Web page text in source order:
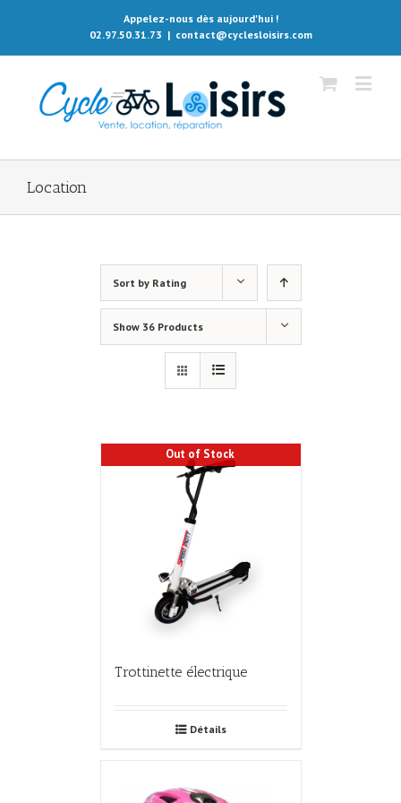
Appelez-nous dès aujourd'hui !
02.97.50.31.73 | contact@cyclesloisirs.com
Location
Sort by Rating
Show 36 Products
Out of Stock
Trottinette électrique
Détails